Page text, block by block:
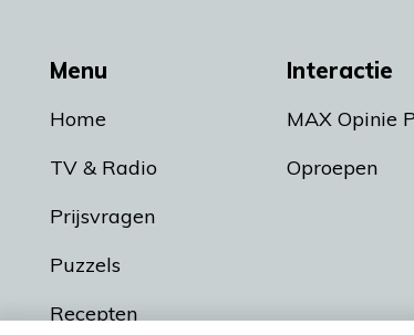
Menu
Home
TV & Radio
Prijsvragen
Puzzels
Recepten
Interactie
MAX Opinie
Oproepen